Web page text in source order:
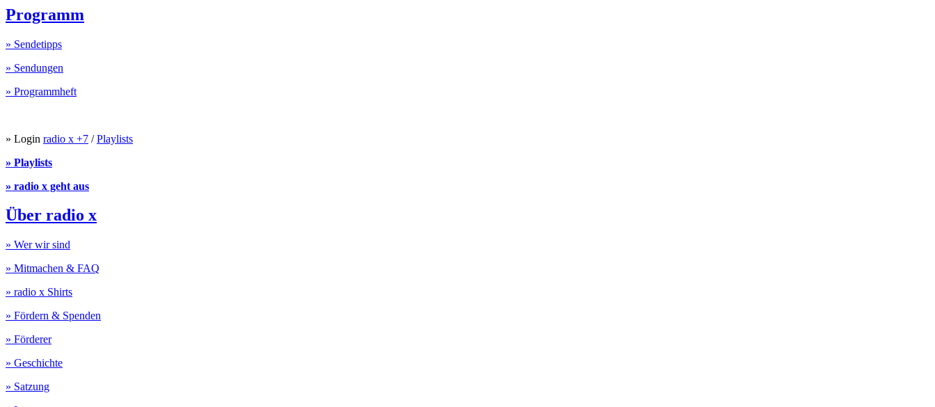
Programm
» Sendetipps
» Sendungen
» Programmheft
» Login radio x +7 /Playlists
» Playlists
» radio x geht aus
Über radio x
» Wer wir sind
» Mitmachen & FAQ
» radio x Shirts
» Fördern & Spenden
» Förderer
» Geschichte
» Satzung